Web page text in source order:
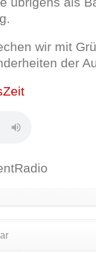
wir mit
der